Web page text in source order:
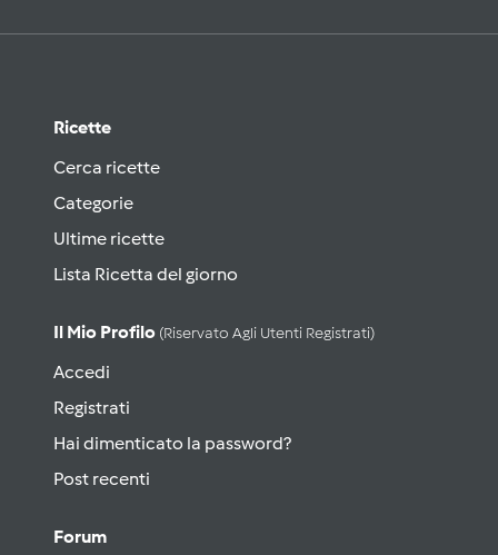
Ricette
Cerca ricette
Categorie
Ultime ricette
Lista Ricetta del giorno
Il Mio Profilo (riservato Agli Utenti Registrati)
Accedi
Registrati
Hai dimenticato la password?
Post recenti
Forum